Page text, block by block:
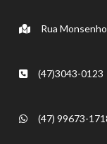
Rua
(47)3043-0123
(47) 99673-